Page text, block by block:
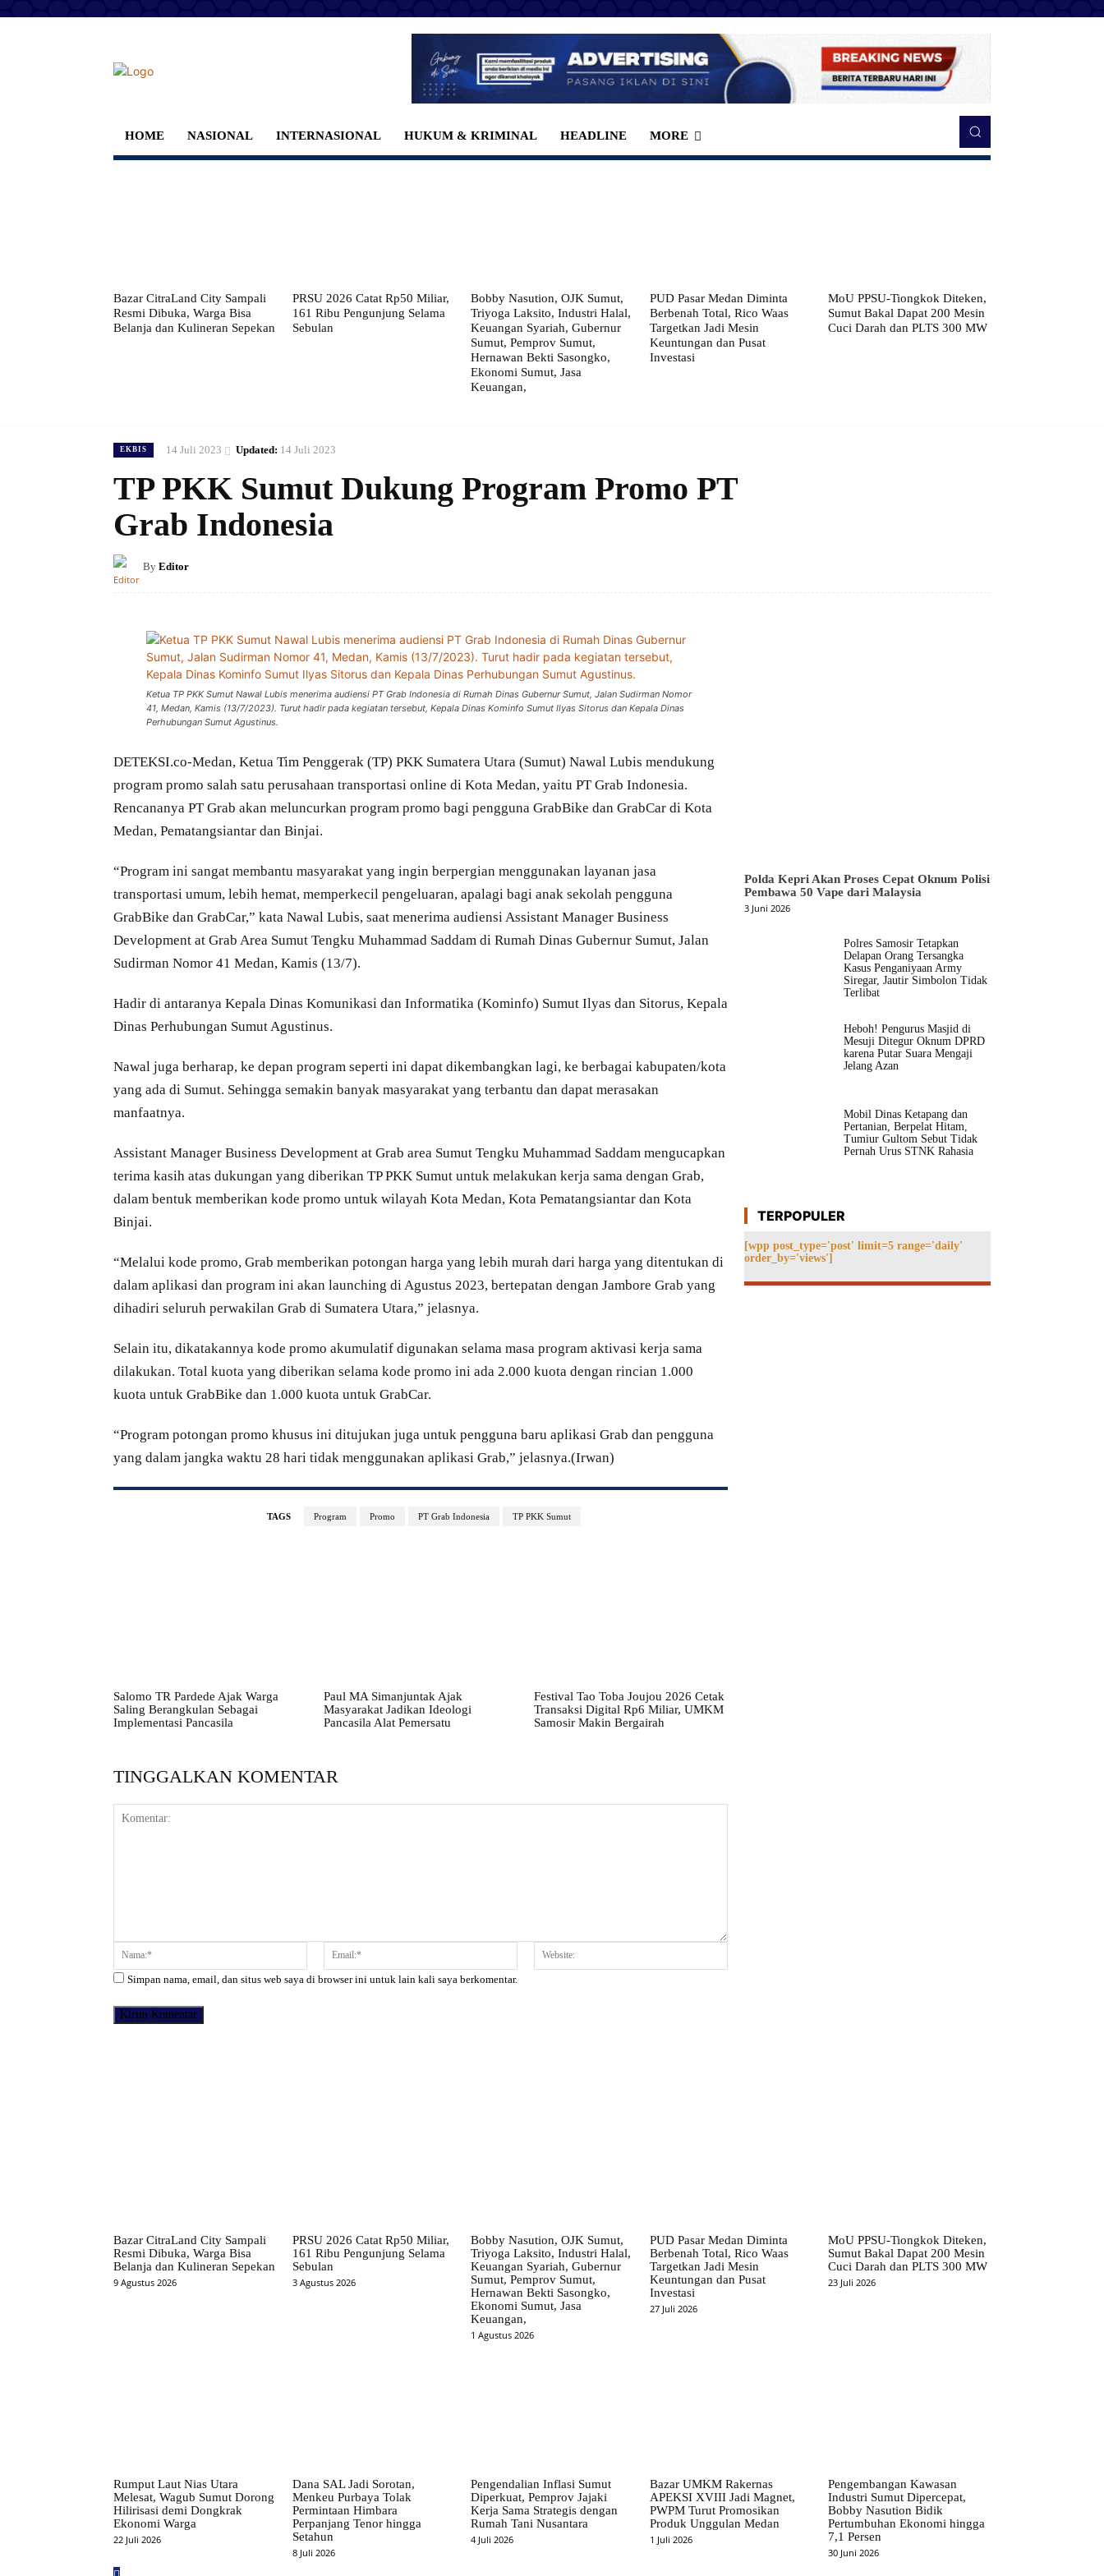
HOME NASIONAL INTERNASIONAL HUKUM & KRIMINAL HEADLINE MORE
Bazar CitraLand City Sampali
Resmi Dibuka, Warga Bisa
Belanja dan Kulineran Sepekan
PRSU 2026 Catat Rp50 Miliar,
161 Ribu Pengunjung Selama
Sebulan
Bobby Nasution, OJK Sumut,
Triyoga Laksito, Industri Halal,
Keuangan Syariah, Gubernur
Sumut, Pemprov Sumut,
Hernawan Bekti Sasongko,
Ekonomi Sumut, Jasa
Keuangan,
PUD Pasar Medan Diminta
Berbenah Total, Rico Waas
Targetkan Jadi Mesin
Keuntungan dan Pusat
Investasi
MoU PPSU-Tiongkok Diteken,
Sumut Bakal Dapat 200 Mesin
Cuci Darah dan PLTS 300 MW
EKBIS 14 Juli 2023 Updated: 14 Juli 2023
TP PKK Sumut Dukung Program Promo PT
Grab Indonesia
By Editor
Ketua TP PKK Sumut Nawal Lubis menerima audiensi PT Grab Indonesia di Rumah Dinas Gubernur Sumut, Jalan Sudirman Nomor
41, Medan, Kamis (13/7/2023). Turut hadir pada kegiatan tersebut, Kepala Dinas Kominfo Sumut Ilyas Sitorus dan Kepala Dinas
Perhubungan Sumut Agustinus.
DETEKSI.co-Medan, Ketua Tim Penggerak (TP) PKK Sumatera Utara (Sumut) Nawal Lubis mendukung
program promo salah satu perusahaan transportasi online di Kota Medan, yaitu PT Grab Indonesia.
Rencananya PT Grab akan meluncurkan program promo bagi pengguna GrabBike dan GrabCar di Kota
Medan, Pematangsiantar dan Binjai.
“Program ini sangat membantu masyarakat yang ingin berpergian menggunakan layanan jasa
transportasi umum, lebih hemat, memperkecil pengeluaran, apalagi bagi anak sekolah pengguna
GrabBike dan GrabCar,” kata Nawal Lubis, saat menerima audiensi Assistant Manager Business
Development at Grab Area Sumut Tengku Muhammad Saddam di Rumah Dinas Gubernur Sumut, Jalan
Sudirman Nomor 41 Medan, Kamis (13/7).
Hadir di antaranya Kepala Dinas Komunikasi dan Informatika (Kominfo) Sumut Ilyas dan Sitorus, Kepala
Dinas Perhubungan Sumut Agustinus.
Nawal juga berharap, ke depan program seperti ini dapat dikembangkan lagi, ke berbagai kabupaten/kota
yang ada di Sumut. Sehingga semakin banyak masyarakat yang terbantu dan dapat merasakan
manfaatnya.
Assistant Manager Business Development at Grab area Sumut Tengku Muhammad Saddam mengucapkan
terima kasih atas dukungan yang diberikan TP PKK Sumut untuk melakukan kerja sama dengan Grab,
dalam bentuk memberikan kode promo untuk wilayah Kota Medan, Kota Pematangsiantar dan Kota
Binjai.
“Melalui kode promo, Grab memberikan potongan harga yang lebih murah dari harga yang ditentukan di
dalam aplikasi dan program ini akan launching di Agustus 2023, bertepatan dengan Jambore Grab yang
dihadiri seluruh perwakilan Grab di Sumatera Utara,” jelasnya.
Selain itu, dikatakannya kode promo akumulatif digunakan selama masa program aktivasi kerja sama
dilakukan. Total kuota yang diberikan selama kode promo ini ada 2.000 kuota dengan rincian 1.000
kuota untuk GrabBike dan 1.000 kuota untuk GrabCar.
“Program potongan promo khusus ini ditujukan juga untuk pengguna baru aplikasi Grab dan pengguna
yang dalam jangka waktu 28 hari tidak menggunakan aplikasi Grab,” jelasnya.(Irwan)
TAGS Program Promo PT Grab Indonesia TP PKK Sumut
Salomo TR Pardede Ajak Warga
Saling Berangkulan Sebagai
Implementasi Pancasila
Paul MA Simanjuntak Ajak
Masyarakat Jadikan Ideologi
Pancasila Alat Pemersatu
Festival Tao Toba Joujou 2026 Cetak
Transaksi Digital Rp6 Miliar, UMKM
Samosir Makin Bergairah
TINGGALKAN KOMENTAR
Komentar: Nama:* Email:*
Simpan nama, email, dan situs web saya di browser ini untuk lain kali saya berkomentar.
Polda Kepri Akan Proses Cepat Oknum Polisi
Pembawa 50 Vape dari Malaysia
3 Juni 2026
Polres Samosir Tetapkan
Delapan Orang Tersangka
Kasus Penganiyaan Army
Siregar, Jautir Simbolon Tidak
Terlibat
Heboh! Pengurus Masjid di
Mesuji Ditegur Oknum DPRD
karena Putar Suara Mengaji
Jelang Azan
Mobil Dinas Ketapang dan
Pertanian, Berpelat Hitam,
Tumiur Gultom Sebut Tidak
Pernah Urus STNK Rahasia
TERPOPULER
[wpp post_type='post' limit=5 range='daily'
order_by='views']
Bazar CitraLand City Sampali
Resmi Dibuka, Warga Bisa
Belanja dan Kulineran Sepekan
9 Agustus 2026
PRSU 2026 Catat Rp50 Miliar,
161 Ribu Pengunjung Selama
Sebulan
3 Agustus 2026
Bobby Nasution, OJK Sumut,
Triyoga Laksito, Industri Halal,
Keuangan Syariah, Gubernur
Sumut, Pemprov Sumut,
Hernawan Bekti Sasongko,
Ekonomi Sumut, Jasa
Keuangan,
1 Agustus 2026
PUD Pasar Medan Diminta
Berbenah Total, Rico Waas
Targetkan Jadi Mesin
Keuntungan dan Pusat
Investasi
27 Juli 2026
MoU PPSU-Tiongkok Diteken,
Sumut Bakal Dapat 200 Mesin
Cuci Darah dan PLTS 300 MW
23 Juli 2026
Rumput Laut Nias Utara
Melesat, Wagub Sumut Dorong
Hilirisasi demi Dongkrak
Ekonomi Warga
22 Juli 2026
Dana SAL Jadi Sorotan,
Menkeu Purbaya Tolak
Permintaan Himbara
Perpanjang Tenor hingga
Setahun
8 Juli 2026
Pengendalian Inflasi Sumut
Diperkuat, Pemprov Jajaki
Kerja Sama Strategis dengan
Rumah Tani Nusantara
4 Juli 2026
Bazar UMKM Rakernas
APEKSI XVIII Jadi Magnet,
PWPM Turut Promosikan
Produk Unggulan Medan
1 Juli 2026
Pengembangan Kawasan
Industri Sumut Dipercepat,
Bobby Nasution Bidik
Pertumbuhan Ekonomi hingga
7,1 Persen
30 Juni 2026